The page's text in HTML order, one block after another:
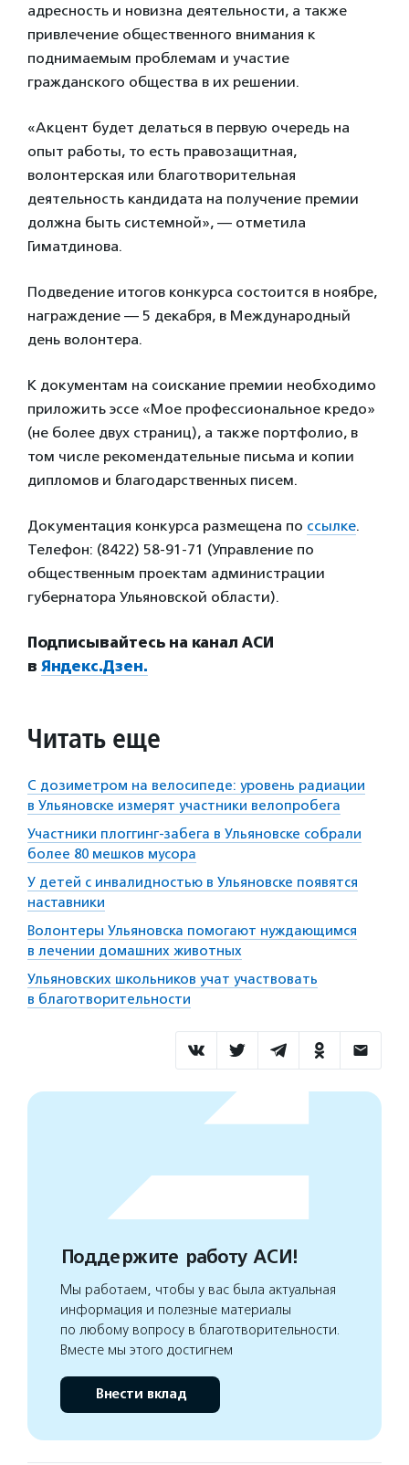
адресность и новизна деятельности, а также
привлечение общественного внимания к
поднимаемым проблемам и участие
гражданского общества в их решении.
«Акцент будет делаться в первую очередь на
опыт работы, то есть правозащитная,
волонтерская или благотворительная
деятельность кандидата на получение премии
должна быть системной», — отметила
Гиматдинова.
Подведение итогов конкурса состоится в ноябре,
награждение — 5 декабря, в Международный
день волонтера.
К документам на соискание премии необходимо
приложить эссе «Мое профессиональное кредо»
(не более двух страниц), а также портфолио, в
том числе рекомендательные письма и копии
дипломов и благодарственных писем.
Документация конкурса размещена по ссылке.
Телефон: (8422) 58-91-71 (Управление по
общественным проектам администрации
губернатора Ульяновской области).
Подписывайтесь на канал АСИ
в Яндекс.Дзен.
Читать еще
С дозиметром на велосипеде: уровень радиации
в Ульяновске измерят участники велопробега
Участники плоггинг-забега в Ульяновске собрали
более 80 мешков мусора
У детей с инвалидностью в Ульяновске появятся
наставники
Волонтеры Ульяновска помогают нуждающимся
в лечении домашних животных
Ульяновских школьников учат участвовать
в благотворительности
Поддержите работу АСИ!
Мы работаем, чтобы у вас была актуальная
информация и полезные материалы
по любому вопросу в благотворительности.
Вместе мы этого достигнем
Внести вклад